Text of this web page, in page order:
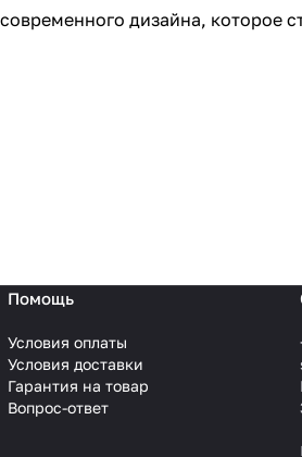
дизайна, которое
Помощь
Условия оплаты
Условия доставки
Гарантия на товар
Вопрос-ответ